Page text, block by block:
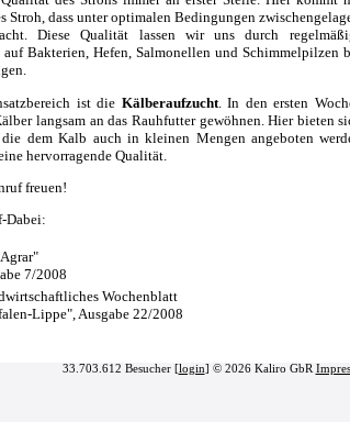
Stroh, dass unter optimalen Bedingungen
Diese Qualität lassen wir uns durch
auf Bakterien, Hefen, Salmonellen und Schimmelpilzen
ist die Kälberaufzucht. In den ersten
langsam an das Rauhfutter gewöhnen. Hier bieten
dem Kalb auch in kleinen Mengen angeboten
hervorragende Qualität.
freuen!
Dabei:
7/2008
Wochenblatt
Lippe", Ausgabe 22/2008
33.703.612 Besucher [login] © 2026 Kaliro GbR